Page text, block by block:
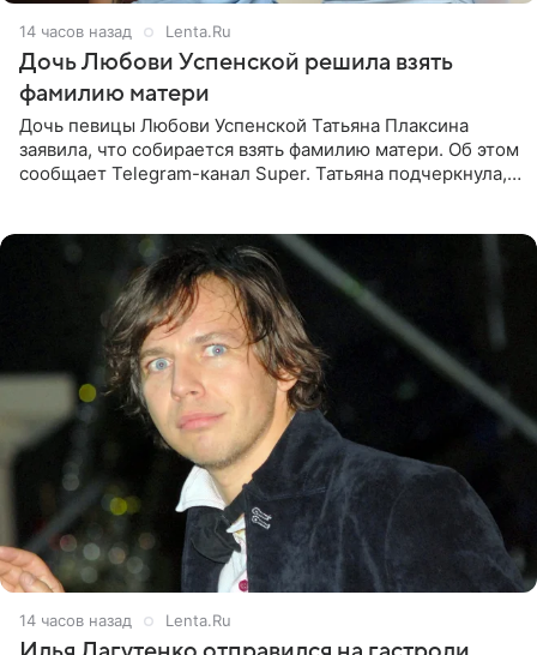
14 часов назад Lenta.Ru
Дочь Любови Успенской решила взять
фамилию матери
Дочь певицы Любови Успенской Татьяна Плаксина
заявила, что собирается взять фамилию матери. Об этом
сообщает Telegram-канал Super. Татьяна подчеркнула,
14 часов назад Lenta.Ru